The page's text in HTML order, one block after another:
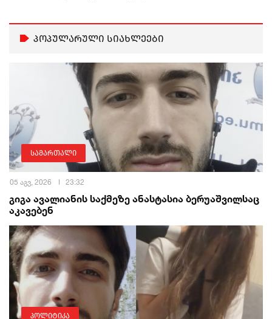
პოპულარული სიახლეები
სამართალი
05 აგვ, 2026 23:32
გიგა ავალიანის საქმეზე ანასტასია ბერუაშვილსაც
აკავებენ
პოლიტიკა